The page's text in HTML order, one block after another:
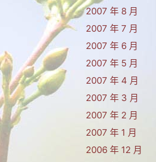
2007 年 8 月
2007 年 7 月
2007 年 6 月
2007 年 5 月
2007 年 4 月
2007 年 3 月
2007 年 2 月
2007 年 1 月
2006 年 12 月